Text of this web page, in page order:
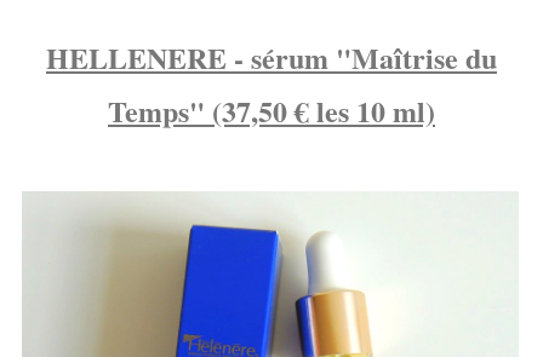
HELLENERE - sérum "Maîtrise du
Temps" (37,50 € les 10 ml)